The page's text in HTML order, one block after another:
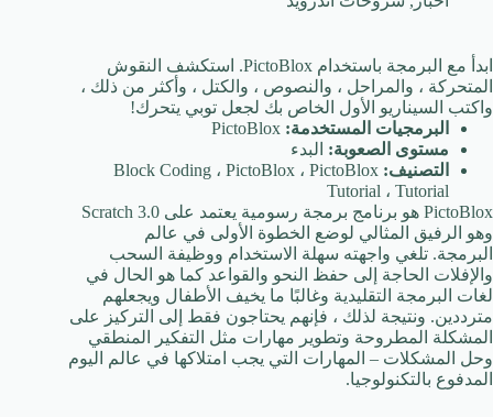
ابدأ مع البرمجة باستخدام PictoBlox. استكشف النقوش
المتحركة ، والمراحل ، والنصوص ، والكتل ، وأكثر من ذلك ،
واكتب السيناريو الأول الخاص بك لجعل توبي يتحرك!
البرمجيات المستخدمة:
مستوى الصعوبة: البدء
التصنيف: Block Coding ، PictoBlox ، PictoBlox
Tutorial ، Tutorial
PictoBlox هو برنامج برمجة رسومية يعتمد على Scratch 3.0
وهو الرفيق المثالي لوضع الخطوة الأولى في عالم
البرمجة. تلغي واجهته سهلة الاستخدام ووظيفة السحب
والإفلات الحاجة إلى حفظ النحو والقواعد كما هو الحال في
لغات البرمجة التقليدية وغالبًا ما يخيف الأطفال ويجعلهم
مترددين. ونتيجة لذلك ، فإنهم يحتاجون فقط إلى التركيز على
المشكلة المطروحة وتطوير مهارات مثل التفكير المنطقي
وحل المشكلات – المهارات التي يجب امتلاكها في عالم اليوم
المدفوع بالتكنولوجيا.